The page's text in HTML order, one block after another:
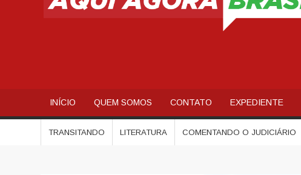
INÍCIO QUEM SOMOS CONTATO EXPEDIENTE
TRANSITANDO LITERATURA COMENTANDO O JUDICIÁRIO